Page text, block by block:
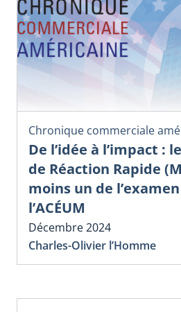
Chronique commerciale
De l’idée à l’impact :
de Réaction Rapide
moins un de
l’ACÉUM
Décembre 2024
Charles-Olivier l’Homme